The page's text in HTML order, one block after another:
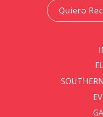
Quiero